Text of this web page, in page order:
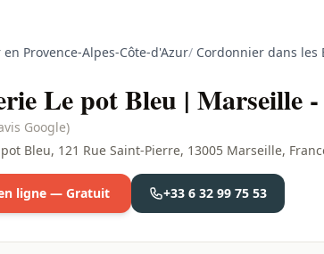
Provence-Alpes-Côte-d'Azur/ Cordonnier dans les
Le pot Bleu | Marseille -
Google)
Bleu, 121 Rue Saint-Pierre, 13005 Marseille,
ligne — Gratuit +33 6 32 99 75 53